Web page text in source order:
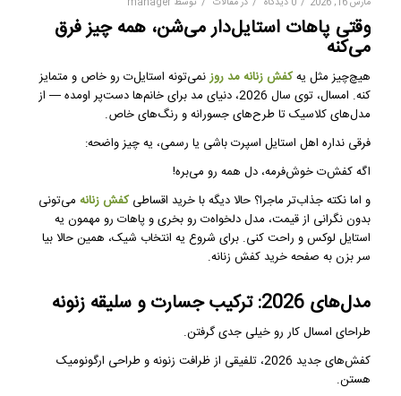
وقتی پا‌هات استایل‌دار می‌شن، همه چیز فرق
می‌کنه
هیچ‌چیز مثل یهکفش زنانه مد روزنمی‌تونه استایل‌ت رو خاص و متمایز
کنه. امسال، توی سال 2026، دنیای مد برای خانم‌ها دست‌پر اومده — از
مدل‌های کلاسیک تا طرح‌های جسورانه و رنگ‌های خاص.
فرقی نداره اهل استایل اسپرت باشی یا رسمی، یه چیز واضحه:
اگه کفش‌ت خوش‌فرمه، دل همه رو می‌بره!
و اما نکته جذاب‌تر ماجرا؟ حالا دیگه با خرید اقساطیکفش زنانهمی‌تونی
بدون نگرانی از قیمت، مدل دلخواه‌ت رو بخری و پاهات رو مهمون یه
استایل لوکس و راحت کنی. برای شروع یه انتخاب شیک، همین حالا بیا
سر بزن به صفحه خرید کفش زنانه.
مدل‌های 2026: ترکیب جسارت و سلیقه زنونه
طراحای امسال کار رو خیلی جدی گرفتن.
کفش‌های جدید 2026، تلفیقی از ظرافت زنونه و طراحی ارگونومیک
هستن.